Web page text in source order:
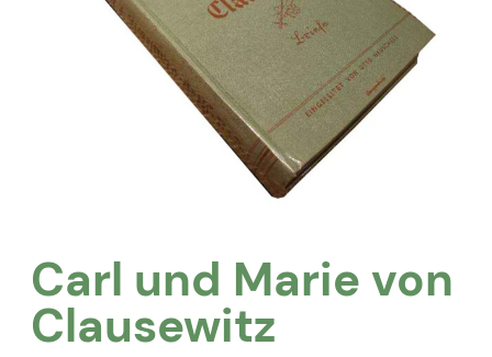
Carl und Marie von
Clausewitz